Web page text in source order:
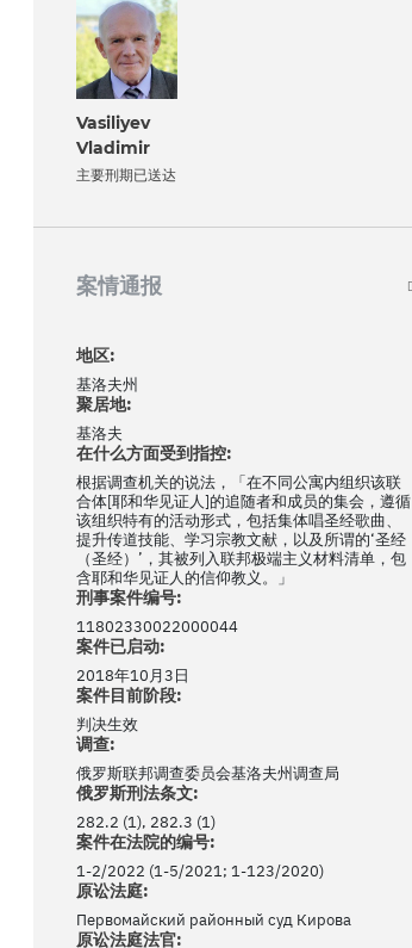
Vasiliyev
Vladimir
主要刑期已送达
案情通报
地区:
基洛夫州
聚居地:
基洛夫
在什么方面受到指控:
根据调查机关的说法，「在不同公寓内组织该联
合体[耶和华见证人]的追随者和成员的集会，遵循
该组织特有的活动形式，包括集体唱圣经歌曲、
提升传道技能、学习宗教文献，以及所谓的‘圣经
（圣经）’，其被列入联邦极端主义材料清单，包
含耶和华见证人的信仰教义。」
刑事案件编号:
11802330022000044
案件已启动:
2018年10月3日
案件目前阶段:
判决生效
调查:
俄罗斯联邦调查委员会基洛夫州调查局
俄罗斯刑法条文:
282.2 (1), 282.3 (1)
案件在法院的编号:
1-2/2022 (1-5/2021; 1-123/2020)
原讼法庭:
Первомайский районный суд Кирова
原讼法庭法官: